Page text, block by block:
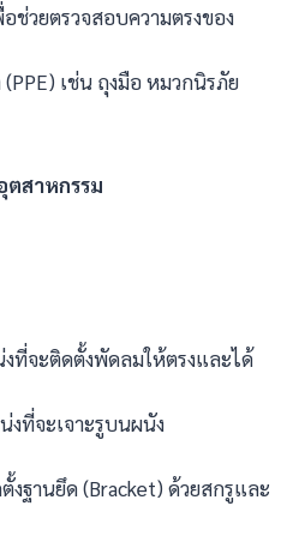
ช่วยตรวจสอบความตรงของ
เช่น ถุงมือ หมวกนิรภัย
สาหกรรม
ที่จะติดตั้งพัดลมให้ตรงและได้
งที่จะเจาะรูบนผนัง
งฐานยึด (Bracket) ด้วยสกรูและ